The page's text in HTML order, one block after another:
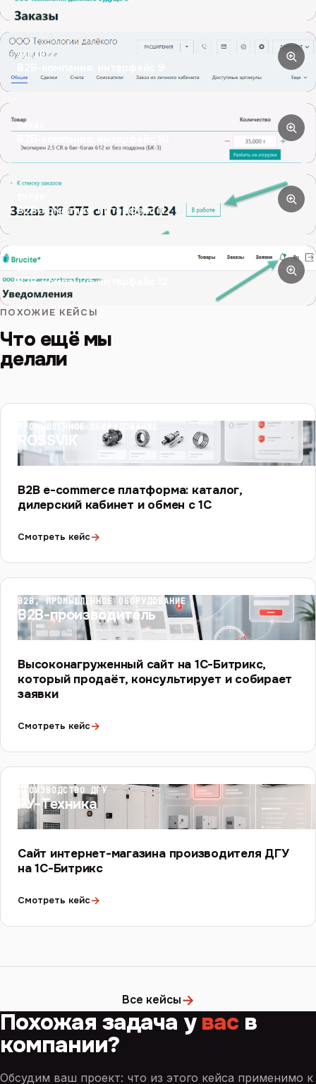
ЭКРАН
ЭКРАН
B2B-компания: интерфейс 11
ЭКРАН
B2B-компания: интерфейс 12
ПОХОЖИЕ КЕЙСЫ
Что ещё мы
делали
ПРОМЫШЛЕННОЕ ОБОРУДОВАНИЕ
ROSSVIK
B2B e-commerce платформа: каталог,
дилерский кабинет и обмен с 1С
Смотреть кейс→
B2B, ПРОМЫШЛЕННОЕ ОБОРУДОВАНИЕ
B2B-производитель
Высоконагруженный сайт на 1С-Битрикс,
который продаёт, консультирует и собирает
заявки
Смотреть кейс→
ПРОИЗВОДСТВО ДГУ
РУ-Техника
Сайт интернет-магазина производителя ДГУ
на 1С-Битрикс
Смотреть кейс→
Все кейсы→
Похожая задача увасв
компании?
Обсудим ваш проект: что из этого кейса применимо к